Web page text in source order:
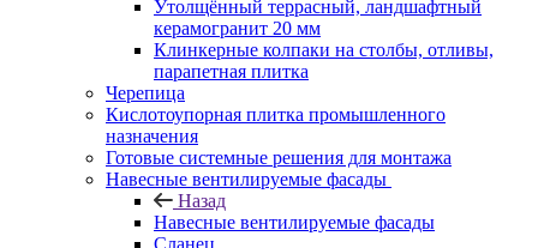
Утолщённый террасный, ландшафтный
керамогранит 20 мм
Клинкерные колпаки на столбы, отливы,
парапетная плитка
Черепица
Кислотоупорная плитка промышленного
назначения
Готовые системные решения для монтажа
Навесные вентилируемые фасады
Назад
Навесные вентилируемые фасады
Сланец